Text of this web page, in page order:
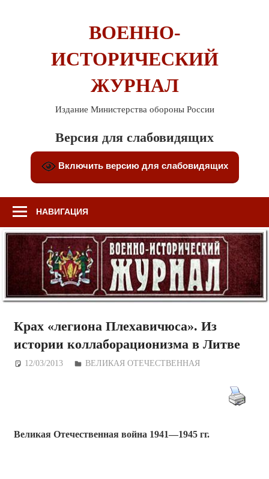
ВОЕННО-
ИСТОРИЧЕСКИЙ
ЖУРНАЛ
Издание Министерства обороны России
Версия для слабовидящих
Включить версию для слабовидящих
НАВИГАЦИЯ
Крах «легиона Плехавичюса». Из
истории коллаборационизма в Литве
12/03/2013 Дежурный по Редакции
ВЕЛИКАЯ ОТЕЧЕСТВЕННАЯ
Великая Отечественная война 1941—1945 гг.